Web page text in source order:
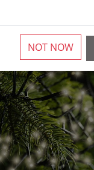
NOT NOW